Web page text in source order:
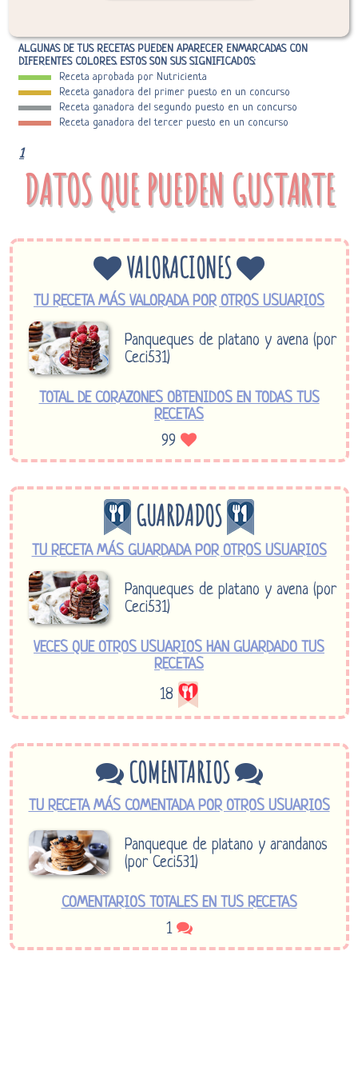
ALGUNAS DE TUS RECETAS PUEDEN APARECER ENMARCADAS CON
DIFERENTES COLORES. ESTOS SON SUS SIGNIFICADOS:
Receta aprobada por Nutricienta
Receta ganadora del primer puesto en un concurso
Receta ganadora del segundo puesto en un concurso
Receta ganadora del tercer puesto en un concurso
1
DATOS QUE PUEDEN GUSTARTE
VALORACIONES
TU RECETA MÁS VALORADA POR OTROS USUARIOS
Panqueques de platano y avena (por
Ceci531)
TOTAL DE CORAZONES OBTENIDOS EN TODAS TUS
RECETAS
99
GUARDADOS
TU RECETA MÁS GUARDADA POR OTROS USUARIOS
Panqueques de platano y avena (por
Ceci531)
VECES QUE OTROS USUARIOS HAN GUARDADO TUS
RECETAS
18
COMENTARIOS
TU RECETA MÁS COMENTADA POR OTROS USUARIOS
Panqueque de platano y arandanos
(por Ceci531)
COMENTARIOS TOTALES EN TUS RECETAS
1